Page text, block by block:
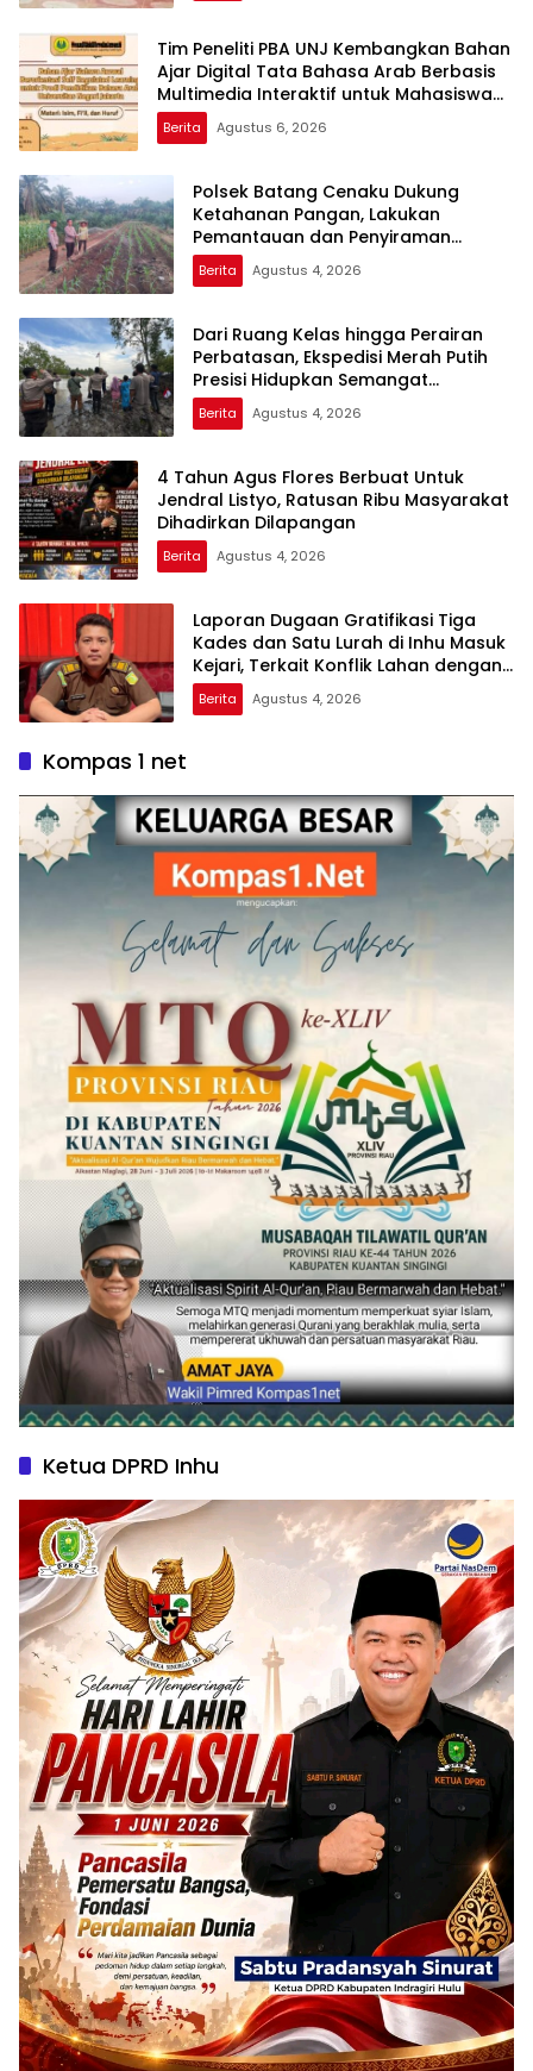
Tim Peneliti PBA UNJ Kembangkan Bahan
Ajar Digital Tata Bahasa Arab Berbasis
Multimedia Interaktif untuk Mahasiswa
Pemula
Berita Agustus 6, 2026
Polsek Batang Cenaku Dukung
Ketahanan Pangan, Lakukan
Pemantauan dan Penyiraman
Tanaman Jagung Pipil di Desa Aur
Cina
Berita Agustus 4, 2026
Dari Ruang Kelas hingga Perairan
Perbatasan, Ekspedisi Merah Putih
Presisi Hidupkan Semangat
Kebangsaan di Dumai
Berita Agustus 4, 2026
4 Tahun Agus Flores Berbuat Untuk
Jendral Listyo, Ratusan Ribu Masyarakat
Dihadirkan Dilapangan
Berita Agustus 4, 2026
Laporan Dugaan Gratifikasi Tiga
Kades dan Satu Lurah di Inhu Masuk
Kejari, Terkait Konflik Lahan dengan
PT SBP
Berita Agustus 4, 2026
Kompas 1 net
Ketua DPRD Inhu